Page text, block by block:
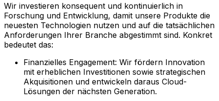
Wir investieren konsequent und kontinuierlich in
Forschung und Entwicklung, damit unsere Produkte die
neuesten Technologien nutzen und auf die tatsächlichen
Anforderungen Ihrer Branche abgestimmt sind. Konkret
bedeutet das:
Finanzielles Engagement: Wir fördern Innovation
mit erheblichen Investitionen sowie strategischen
Akquisitionen und entwickeln daraus Cloud-
Lösungen der nächsten Generation.